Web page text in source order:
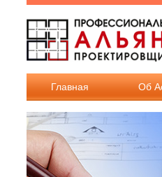
Перейти к основному содержанию
Главная Об